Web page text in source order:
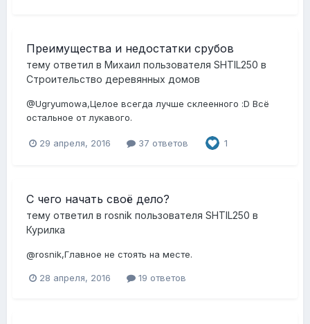
Преимущества и недостатки срубов
тему ответил в Михаил пользователя SHTIL250 в
Строительство деревянных домов
@Ugryumowa,Целое всегда лучше склеенного :D Всё
остальное от лукавого.
29 апреля, 2016 37 ответов 1
С чего начать своё дело?
тему ответил в rosnik пользователя SHTIL250 в
Курилка
@rosnik,Главное не стоять на месте.
28 апреля, 2016 19 ответов